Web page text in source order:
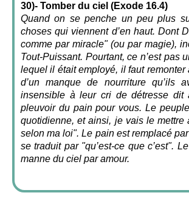
30)- Tomber du ciel (Exode 16.4)
Quand on se penche un peu plus
choses qui viennent d’en haut. Dont
comme par miracle" (ou par magie),
Tout-Puissant. Pourtant, ce n’est pas
lequel il était employé, il faut remonter
d’un manque de nourriture qu’ils
insensible à leur cri de détresse
pleuvoir du pain pour vous. Le
quotidienne, et ainsi, je vais le mettre
selon ma loi". Le pain est remplacé
se traduit par "qu’est-ce que c’est".
manne du ciel par amour.